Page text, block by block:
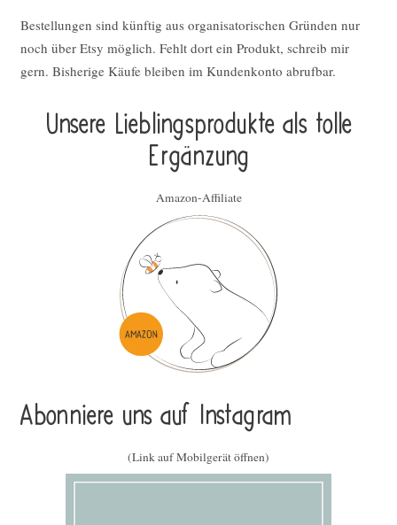
Bestellungen sind künftig aus organisatorischen Gründen nur
noch über Etsy möglich. Fehlt dort ein Produkt, schreib mir
gern. Bisherige Käufe bleiben im Kundenkonto abrufbar.
Unsere Lieblings­pro­duk­te als tolle
Ergän­zung
Amazon-Affiliate
Abonniere uns auf Instagram
(Link auf Mobilgerät öffnen)